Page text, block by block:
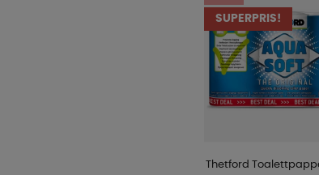
SUPERPRIS!
Thetford